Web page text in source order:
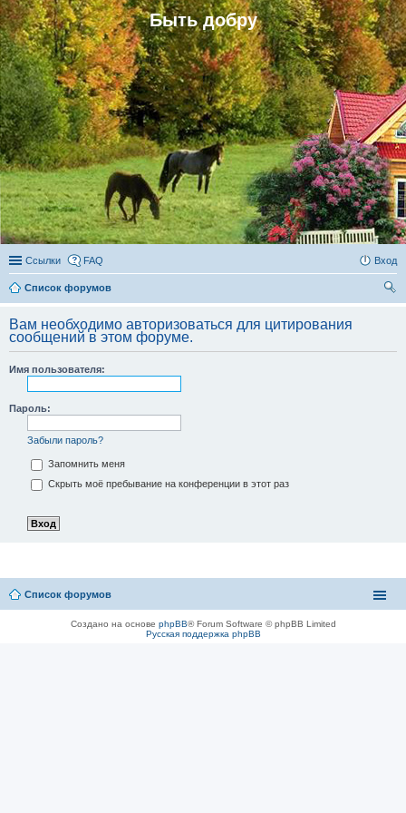
Быть добру
Ссылки FAQ Вход
Список форумов
Вам необходимо авторизоваться для цитирования
сообщений в этом форуме.
Имя пользователя:
Пароль:
Забыли пароль?
Запомнить меня
Скрыть моё пребывание на конференции в этот раз
Список форумов
Создано на основе phpBB® Forum Software © phpBB Limited
Русская поддержка phpBB